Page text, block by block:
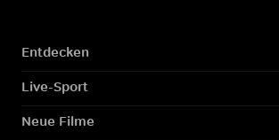
Entdecken
Live-Sport
Neue Filme